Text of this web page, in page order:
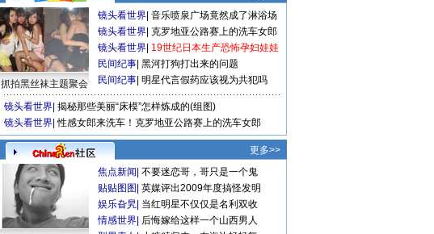
抓拍黑丝袜主题聚会
镜头看世界 音乐喷泉广场竟然成了淋浴场
镜头看世界 克罗地亚公路赛上的洗车女郎
镜头看世界 19世纪日本生产恐怖孕妇娃娃
民间纪事 黑河打狗打出来的问题
民间纪事 明星代言假药应该视为共犯吗
镜头看世界 揭秘那些美丽“床模”怎样炼成的(组图)
镜头看世界 性感女郎来洗车！克罗地亚公路赛上的洗车女郎
更多>>
焦点新闻 不要迷恋哥，哥只是一个鬼
贴贴图图 英媒评出2009年度搞怪发明
娱乐旮旯 当红明星不仅仅是名利双收
情感世界 后悔嫁给这样一个山西男人